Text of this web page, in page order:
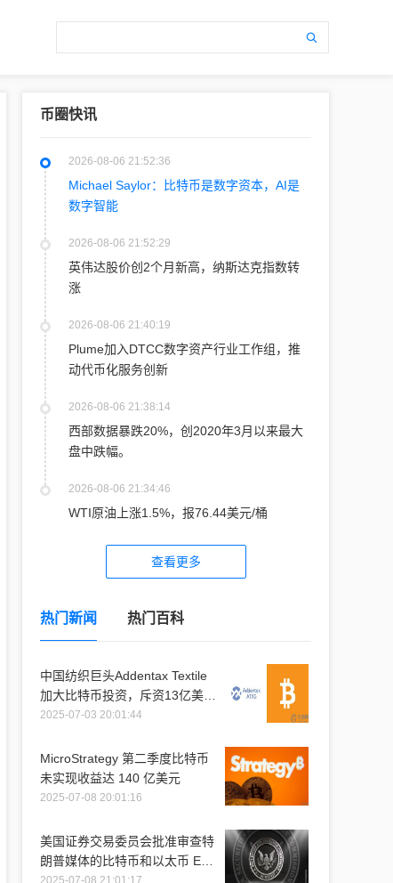
币圈快讯
2026-08-06 21:52:36
Michael Saylor：比特币是数字资本，AI是
数字智能
2026-08-06 21:52:29
英伟达股价创2个月新高，纳斯达克指数转
涨
2026-08-06 21:40:19
Plume加入DTCC数字资产行业工作组，推
动代币化服务创新
2026-08-06 21:38:14
西部数据暴跌20%，创2020年3月以来最大
盘中跌幅。
2026-08-06 21:34:46
WTI原油上涨1.5%，报76.44美元/桶
查看更多
热门新闻 热门百科
中国纺织巨头Addentax Textile
加大比特币投资，斥资13亿美元
购入1.2万枚比特币
2025-07-03 20:01:44
MicroStrategy 第二季度比特币
未实现收益达 140 亿美元
2025-07-08 20:01:16
美国证券交易委员会批准审查特
朗普媒体的比特币和以太币 ETF
2025-07-08 21:01:17